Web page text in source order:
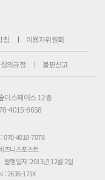
침 이용자위원회
의규정 불편신고
더스페이스 12층
4015-8658
070-4010-7078
즈니스포스트
발행일자: 2013년 12월 2일
: 2636-171X